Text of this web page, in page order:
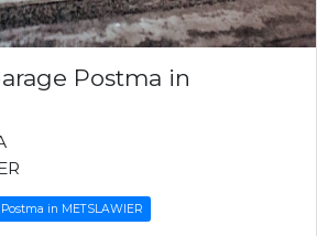
Postma in
in METSLAWIER